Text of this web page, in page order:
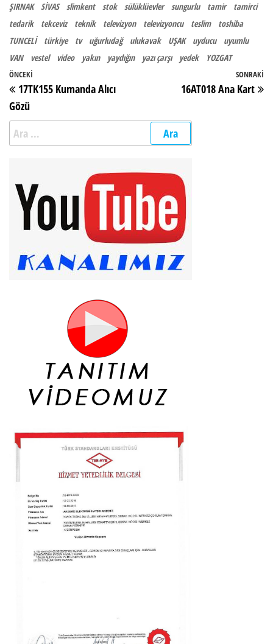
ŞIRNAK
SİVAS slimkent stok sülüklüevler sungurlu tamir
tamirci
tedarik
tekceviz teknik televizyon televizyoncu teslim
toshiba
TUNCELİ
türkiye tv uğurludağ ulukavak UŞAK uyducu
uyumlu
VAN
vestel video yakın yaydığın yazı çarşı yedek YOZGAT
Yazı gezinmesi
Önceki Yazı
ÖNCEKI
17TK155 Kumanda Alıcı
Gözü
SONRAKI
16AT018 Ana Kart
Arama: